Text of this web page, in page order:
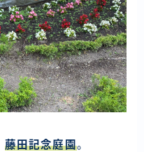
藤田記念庭園。